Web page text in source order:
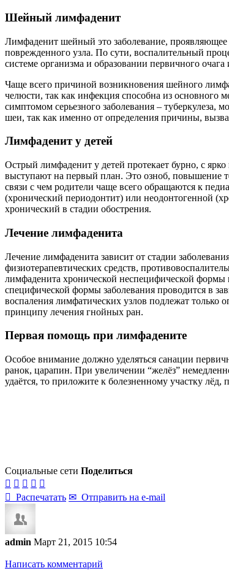
Шейный лимфаденит
Лимфаденит шейный это заболевание,
поврежденного узла. По сути, воспалительный
системе организма и образовании первичного
Чаще всего причиной возникновения шейного
челюсти, так как инфекция способна из основного
симптомом серьезного заболевания –
шеи, так как именно от определения причины,
Лимфаденит у детей
Острый лимфаденит у детей протекает бурно, с
выступают на первый план. Это озноб, повышение
связи с чем родители чаще всего обращаются к
(хронический периодонтит) или неодонтогенной
хронический в стадии обострения.
Лечение лимфаденита
Лечение лимфаденита зависит от стадии
физиотерапевтических средств,
лимфаденита хронической неспецифической формы
специфической формы заболевания проводится в
воспаления лимфатических узлов подлежат
принципу лечения гнойных ран.
Первая помощь при лимфадените
Особое внимание должно уделяться санации
ранок, царапин. При увеличении “желёз”
удаётся, то приложите к болезненному участку лёд,
Социальные сети Поделиться
    
 Распечатать ✉ Отправить на e-mail
admin Март 21, 2015 10:54
Написать комментарий